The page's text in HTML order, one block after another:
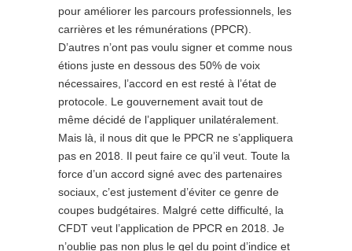
pour améliorer les parcours professionnels, les
carrières et les rémunérations (PPCR).
D’autres n’ont pas voulu signer et comme nous
étions juste en dessous des 50% de voix
nécessaires, l’accord en est resté à l’état de
protocole. Le gouvernement avait tout de
même décidé de l’appliquer unilatéralement.
Mais là, il nous dit que le PPCR ne s’appliquera
pas en 2018. Il peut faire ce qu’il veut. Toute la
force d’un accord signé avec des partenaires
sociaux, c’est justement d’éviter ce genre de
coupes budgétaires. Malgré cette difficulté, la
CFDT veut l’application de PPCR en 2018. Je
n’oublie pas non plus le gel du point d’indice et